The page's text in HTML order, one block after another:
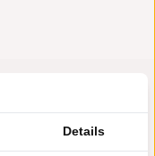
Details